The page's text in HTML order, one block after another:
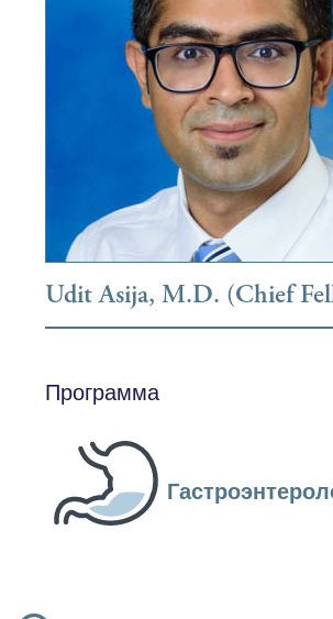
Udit Asija, M.D. (Chief
Программа